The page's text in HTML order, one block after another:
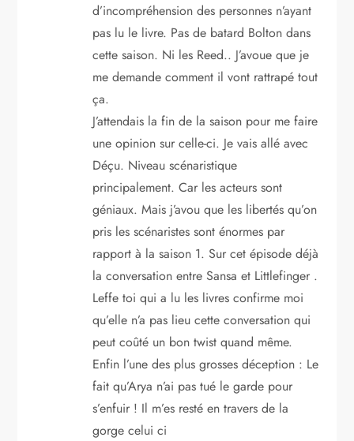
d’incompréhension des personnes n’ayant
pas lu le livre. Pas de batard Bolton dans
cette saison. Ni les Reed.. J’avoue que je
me demande comment il vont rattrapé tout
ça.
J’attendais la fin de la saison pour me faire
une opinion sur celle-ci. Je vais allé avec
Déçu. Niveau scénaristique
principalement. Car les acteurs sont
géniaux. Mais j’avou que les libertés qu’on
pris les scénaristes sont énormes par
rapport à la saison 1. Sur cet épisode déjà
la conversation entre Sansa et Littlefinger .
Leffe toi qui a lu les livres confirme moi
qu’elle n’a pas lieu cette conversation qui
peut coûté un bon twist quand même.
Enfin l’une des plus grosses déception : Le
fait qu’Arya n’ai pas tué le garde pour
s’enfuir ! Il m’es resté en travers de la
gorge celui ci